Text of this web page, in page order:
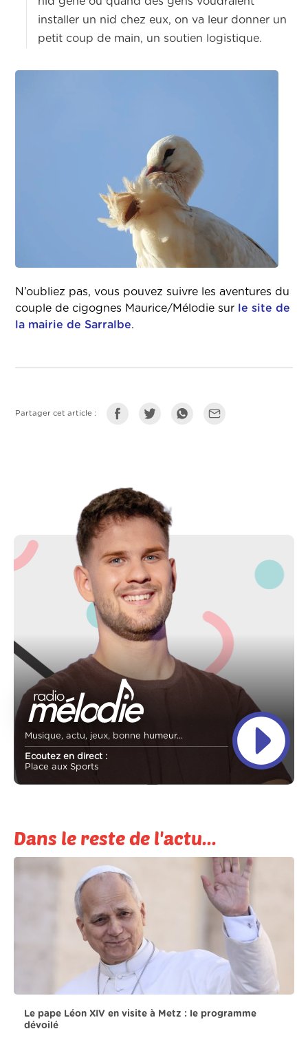
installer un nid chez eux, on va leur donner un
petit coup de main, un soutien logistique.
N’oubliez pas, vous pouvez suivre les aventures du
couple de cigognes Maurice/Mélodie sur
le site de
la mairie de Sarralbe.
Partager cet article :
Musique, actu, jeux, bonne humeur...
Ecoutez en direct :
Place aux Sports
Dans le reste de l'actu...
Le pape Léon XIV en visite à Metz : le programme
dévoilé